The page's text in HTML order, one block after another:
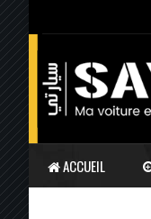
ACCUEIL